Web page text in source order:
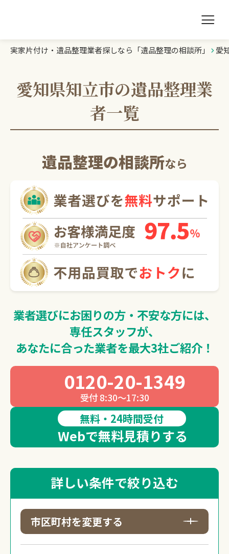
0120-20-1349
無料・24時間受付
Webで無料見積りする
遺品整理の相談所TOP
業者を探す
お急ぎの方はこちら
実家片付け・遺品整理業者探しなら「遺品整理の相談所」 愛
愛知県知立市の遺品整理業
者一覧
遺品整理の相談所なら
業者選びにお困りの方・不安な方には、
専任スタッフが、
あなたに合った業者を最大3社ご紹介！
0120-20-1349
受付 8:30～17:30
無料・24時間受付
Webで無料見積りする
詳しい条件で絞り込む
市区町村を変更する